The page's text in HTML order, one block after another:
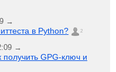
→
в Python? 2
→
GPG-ключ и